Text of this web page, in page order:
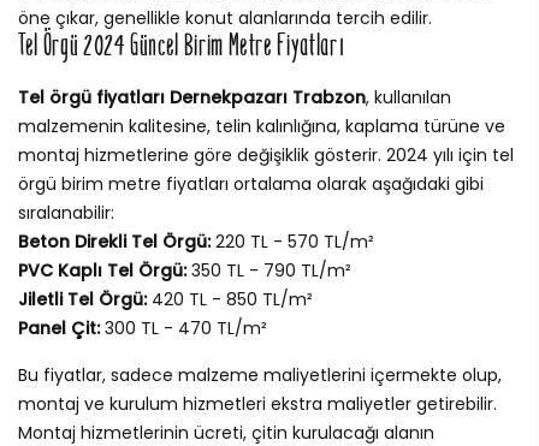
öne çıkar, genellikle konut alanlarında tercih edilir.
Tel Örgü 2024 Güncel Birim Metre Fiyatları
Tel örgü fiyatları Dernekpazarı Trabzon, kullanılan
malzemenin kalitesine, telin kalınlığına, kaplama türüne ve
montaj hizmetlerine göre değişiklik gösterir. 2024 yılı için tel
örgü birim metre fiyatları ortalama olarak aşağıdaki gibi
sıralanabilir:
Beton Direkli Tel Örgü:220 TL - 570 TL/m²
PVC Kaplı Tel Örgü:350 TL - 790 TL/m²
Jiletli Tel Örgü:420 TL - 850 TL/m²
Panel Çit:300 TL - 470 TL/m²
Bu fiyatlar, sadece malzeme maliyetlerini içermekte olup,
montaj ve kurulum hizmetleri ekstra maliyetler getirebilir.
Montaj hizmetlerinin ücreti, çitin kurulacağı alanın